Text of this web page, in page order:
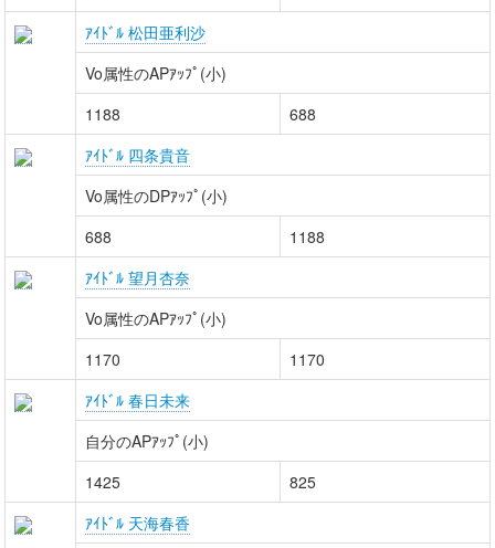
ｱｲﾄﾞﾙ 松田亜利沙
Vo属性のAPｱｯﾌﾟ(小)
1188
688
ｱｲﾄﾞﾙ 四条貴音
Vo属性のDPｱｯﾌﾟ(小)
688
1188
ｱｲﾄﾞﾙ 望月杏奈
Vo属性のAPｱｯﾌﾟ(小)
1170
1170
ｱｲﾄﾞﾙ 春日未来
自分のAPｱｯﾌﾟ(小)
1425
825
ｱｲﾄﾞﾙ 天海春香